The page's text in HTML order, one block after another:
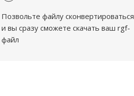
Позвольте файлу сконвертироваться
и вы сразу сможете скачать ваш rgf-
файл